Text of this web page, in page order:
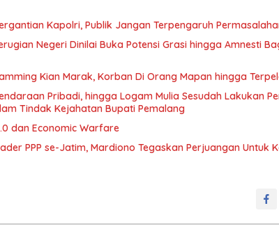
Kapolri, Publik Jangan Terpengaruh
Negeri Dinilai Buka Potensi Grasi hingga Amnesti
Kian Marak, Korban Di Orang Mapan hingga
Pribadi, hingga Logam Mulia Sesudah Lakukan
Tindak Kejahatan Bupati Pemalang
dan Economic Warfare
PPP se-Jatim, Mardiono Tegaskan Perjuangan Untuk